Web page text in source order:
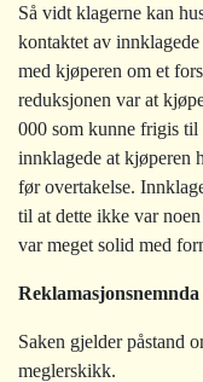
Så vidt klagerne kan
kontaktet av
med kjøperen om et
reduksjonen var at
000 som kunne frigis
innklagede at kjøperen
før overtakelse.
til at dette ikke var
var meget solid med
Saken gjelder påstand
meglerskikk.